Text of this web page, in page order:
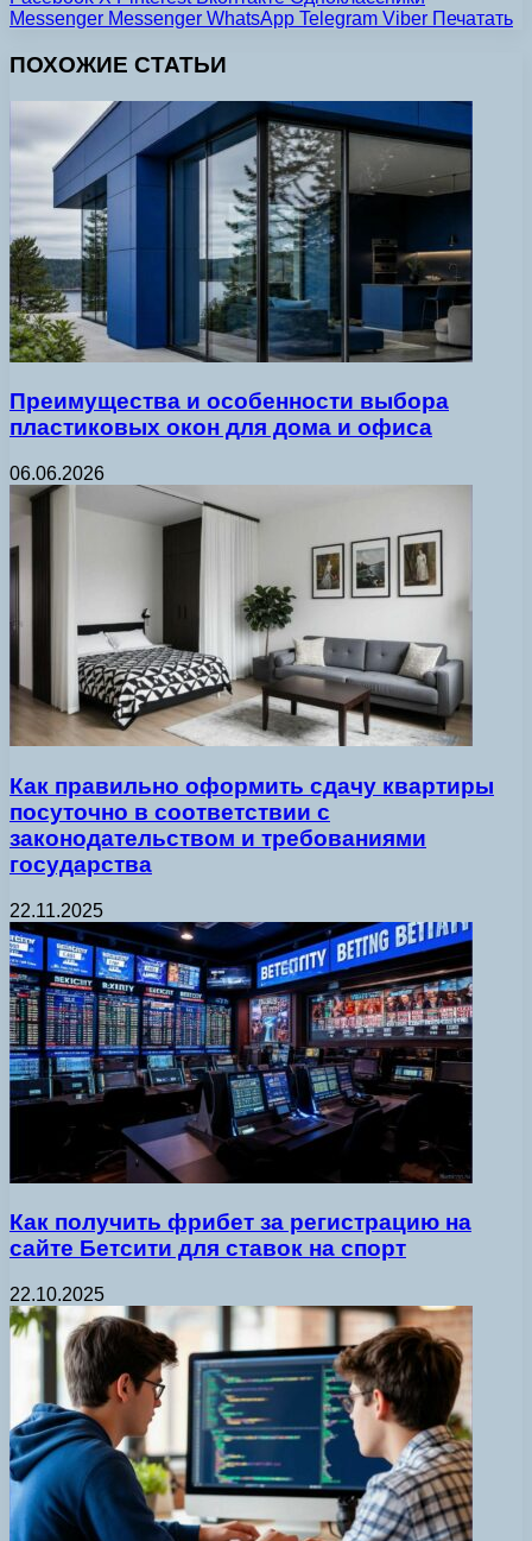
Messenger Messenger WhatsApp Telegram Viber Печатать
ПОХОЖИЕ СТАТЬИ
Преимущества и особенности выбора
пластиковых окон для дома и офиса
06.06.2026
Как правильно оформить сдачу квартиры
посуточно в соответствии с
законодательством и требованиями
государства
22.11.2025
Как получить фрибет за регистрацию на
сайте Бетсити для ставок на спорт
22.10.2025